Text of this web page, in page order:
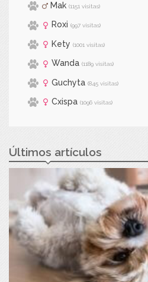
Mak (1151 visitas)
Roxi (997 visitas)
Kety (1001 visitas)
Wanda (1189 visitas)
Guchyta (845 visitas)
Cxispa (1096 visitas)
Últimos artículos